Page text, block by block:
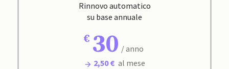
Rinnovo automatico
su base annuale
30 / anno
2,50 € al mese